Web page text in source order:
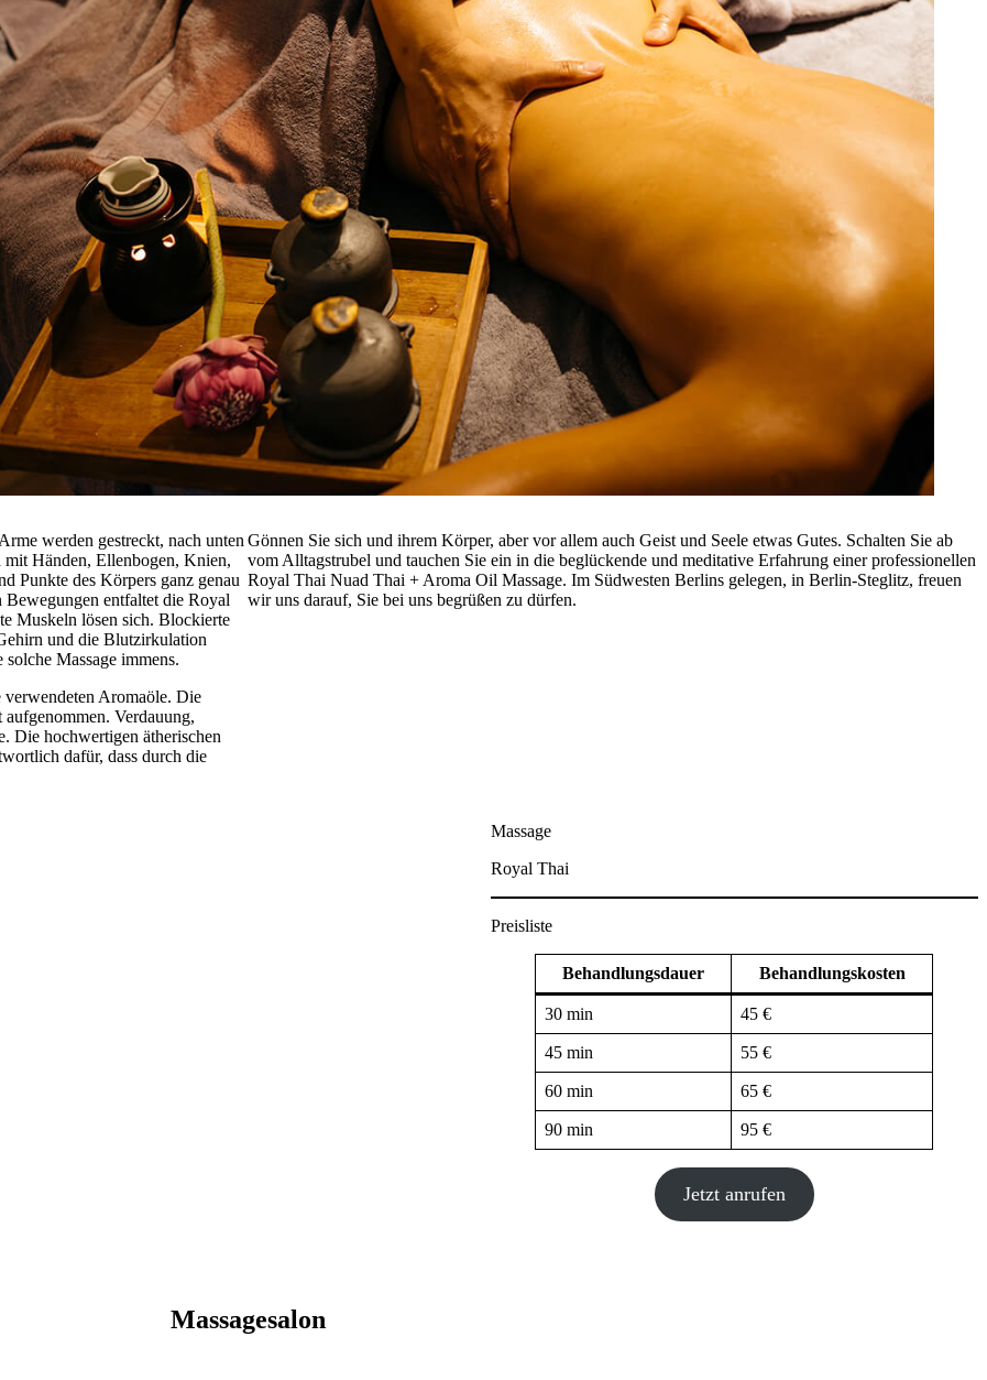
werden gestreckt, nach unten
Händen, Ellenbogen, Knien,
Punkte des Körpers ganz genau
entfaltet die Royal
Muskeln lösen sich. Blockierte
und die Blutzirkulation
Massage immens.
Aromaöle. Die
Verdauung,
Die hochwertigen ätherischen
dafür, dass durch die
Gönnen Sie sich und ihrem Körper, aber vor allem auch Geist und Seele etwas Gutes. Schalten Sie ab
vom Alltagstrubel und tauchen Sie ein in die beglückende und meditative Erfahrung einer professionellen
Royal Thai Nuad Thai + Aroma Oil Massage. Im Südwesten Berlins gelegen, in Berlin-Steglitz, freuen
wir uns darauf, Sie bei uns begrüßen zu dürfen.
Massage
Royal Thai
Preisliste
Behandlungsdauer Behandlungskosten
30 min 45 €
45 min 55 €
60 min 65 €
90 min 95 €
Jetzt anrufen
Massagesalon